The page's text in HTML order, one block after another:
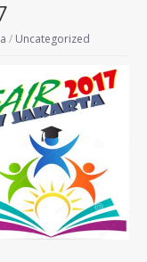
/ Uncategorized